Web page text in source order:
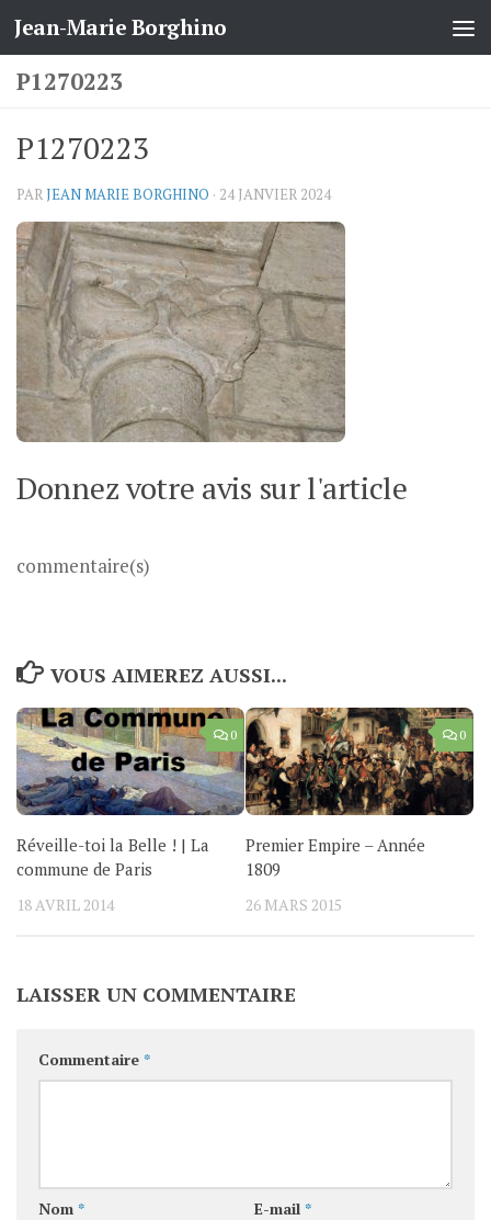
Skip to content
Jean-Marie Borghino
P1270223
P1270223
PARJEAN MARIE BORGHINO · 24 JANVIER 2024
Donnez votre avis sur l'article
commentaire(s)
VOUS AIMEREZ AUSSI...
0
Réveille-toi la Belle ! | La
commune de Paris
18 AVRIL 2014
0
Premier Empire – Année
1809
26 MARS 2015
LAISSER UN COMMENTAIRE
Commentaire *
Nom * E-mail *